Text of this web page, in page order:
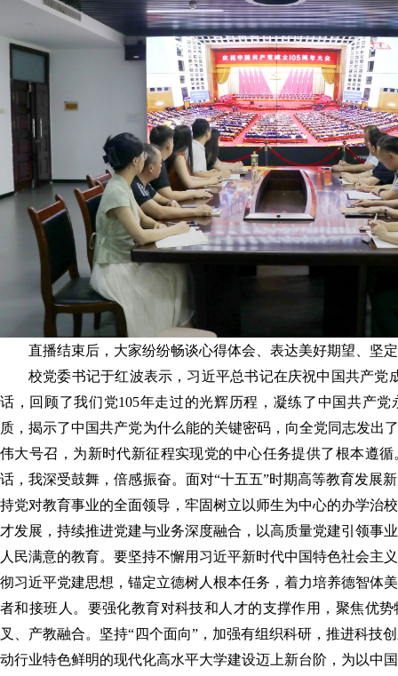
直播结束后，大家纷纷畅谈心得体会、表达美好期望、坚
校党委书记于红波表示， 习近平总书记在庆祝中国共产党
话，回顾了我们党105年走过的光辉历程，凝练了中国共产
质，揭示了中国共产党为什么能的关键密码，向全党同志发出
伟大号召，为新时代新征程实现党的中心任务提供了根本遵
话，我深受鼓舞，倍感振奋。面对“十五五”时期高等教育发展
持党对教育事业的全面领导，牢固树立以师生为中心的办学治
才发展，持续推进党建与业务深度融合，以高质量党建引领事
人民满意的教育。要坚持不懈用习近平新时代中国特色社会主
彻习近平党建思想，锚定立德树人根本任务，着力培养德智体
者和接班人。要强化教育对科技和人才的支撑作用，聚焦优
叉、产教融合。坚持“四个面向”，加强有组织科研，推进科技
动行业特色鲜明的现代化高水平大学建设迈上新台阶，为以中